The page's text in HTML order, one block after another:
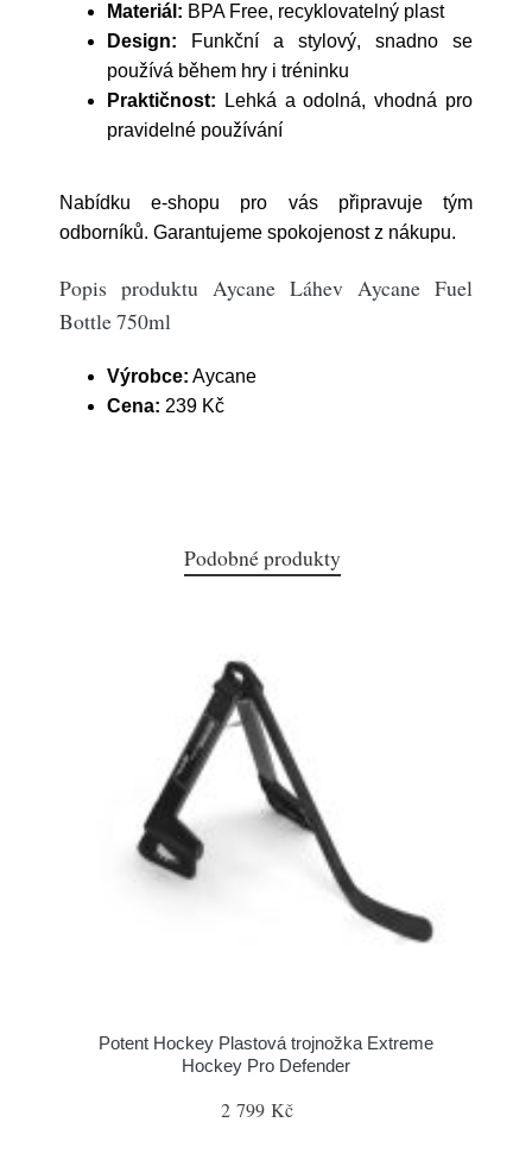
Materiál: BPA Free, recyklovatelný plast
Design: Funkční a stylový, snadno se
používá během hry i tréninku
Praktičnost: Lehká a odolná, vhodná pro
pravidelné používání
Nabídku e-shopu pro vás připravuje tým
odborníků. Garantujeme spokojenost z nákupu.
Popis produktu Aycane Láhev Aycane Fuel
Bottle 750ml
Výrobce: Aycane
Cena: 239 Kč
Podobné produkty
Potent Hockey Plastová trojnožka Extreme
Hockey Pro Defender
2 799 Kč